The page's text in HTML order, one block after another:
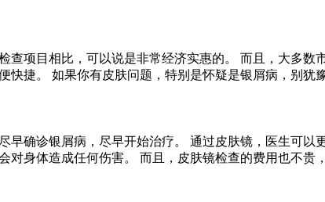
查项目相比，可以说是非常经济实惠的。 而且，大多
捷。 如果你有皮肤问题，特别是怀疑是银屑病，别犹
早确诊银屑病，尽早开始治疗。 通过皮肤镜，医生可
身体造成任何伤害。 而且，皮肤镜检查的费用也不贵